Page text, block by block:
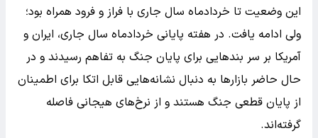
این وضعیت تا خردادماه سال جاری با فراز و فرود همراه بود؛
ولی ادامه یافت. در هفته پایانی خردادماه سال جاری، ایران و
آمریکا بر سر بندهایی برای پایان جنگ به تفاهم رسیدند و در
حال حاضر بازارها به دنبال نشانه‌هایی قابل اتکا برای اطمینان
از پایان قطعی جنگ هستند و از نرخ‌های هیجانی فاصله
گرفته‌اند.